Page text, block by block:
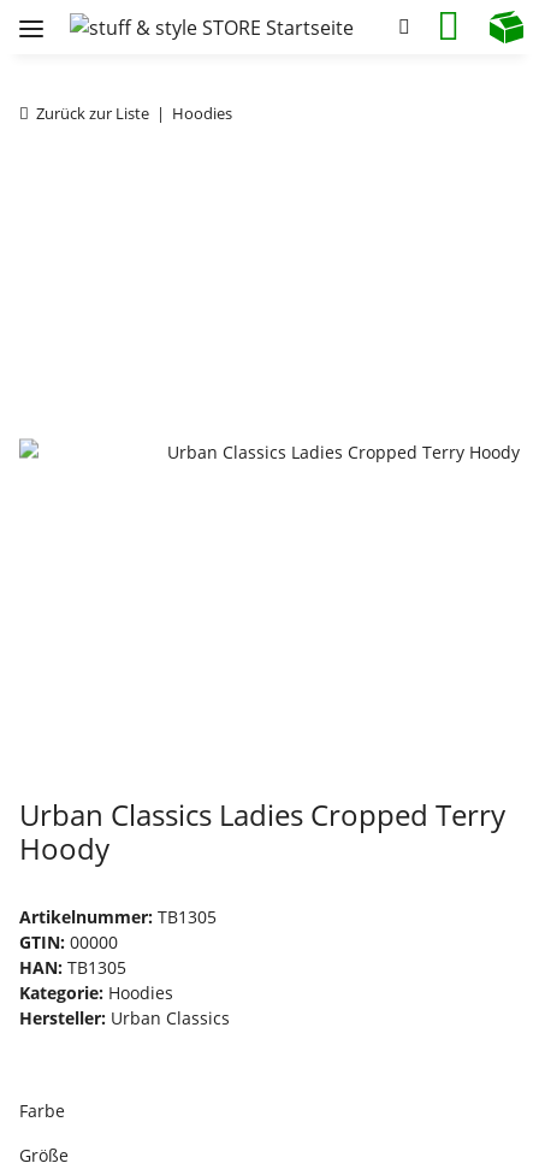
Zurück zur Liste Hoodies
Urban Classics Ladies Cropped Terry
Hoody
Artikelnummer: TB1305
GTIN: 00000
HAN: TB1305
Kategorie: Hoodies
Hersteller: Urban Classics
Farbe
Größe